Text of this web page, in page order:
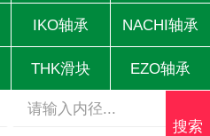
IKO轴承 NACHI轴承
THK滑块 EZO轴承
搜索